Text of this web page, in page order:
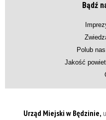
Bądź
Polub
Jakość
Urząd Miejski w Będzinie,